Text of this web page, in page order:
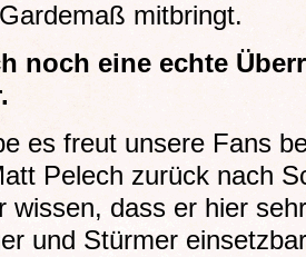
mitbringt.
noch eine echte
es freut unsere Fans
Pelech zurück nach
wissen, dass er hier
und Stürmer